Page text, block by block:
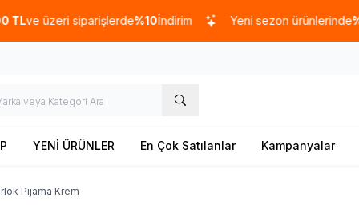
siparişlerde%10İndirim Yeni sezon ürünlerinde%20
YENİ ÜRÜNLER En Çok Satılanlar Kampanyalar
Pijama Krem